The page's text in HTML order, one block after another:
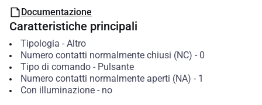
Documentazione
Caratteristiche principali
Tipologia - Altro
Numero contatti normalmente chiusi (NC) - 0
Tipo di comando- Pulsante
Numero contatti normalmente aperti (NA) - 1
Con illuminazione- no